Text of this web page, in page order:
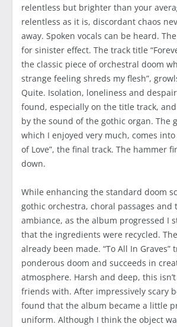
relentless but brighter than your
relentless as it is, discordant chaos
away. Spoken vocals can be heard.
for sinister effect. The track title
the classic piece of orchestral doom
strange feeling shreds my flesh”,
Quite. Isolation, loneliness and
found, especially on the title track,
by the sound of the gothic organ. The
which I enjoyed very much, comes into
of Love”, the final track. The hammer
down.
While enhancing the standard doom
gothic orchestra, choral passages and
ambiance, as the album progressed I
that the ingredients were recycled.
already been made. “To All In Graves”
ponderous doom and succeeds in
atmosphere. Harsh and deep, this
friends with. After impressively scary
found that the album became a little
uniform. Although I think the object